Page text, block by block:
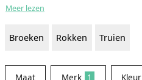
Meer lezen
Broeken Rokken Truien
Maat Merk 1 Kleur